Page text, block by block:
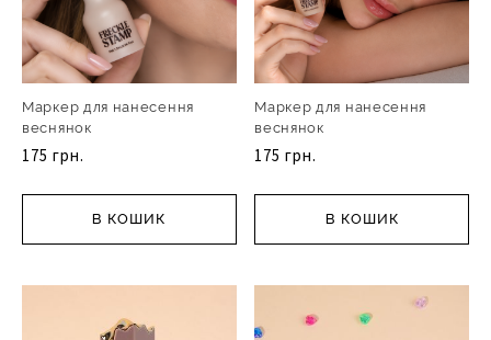
Маркер для нанесення
веснянок
175 грн.
В КОШИК
Маркер для нанесення
веснянок
175 грн.
В КОШИК